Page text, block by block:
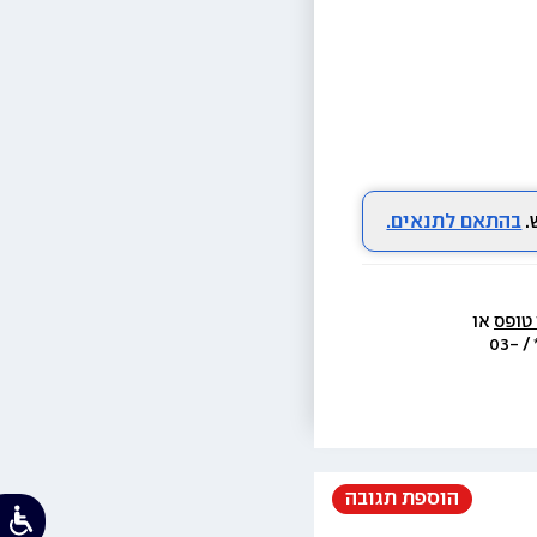
בהתאם לתנאים.
טופס
  או בת.ד 438 ראשון לציון או בטל׳  3733* / 03-
הוספת תגובה